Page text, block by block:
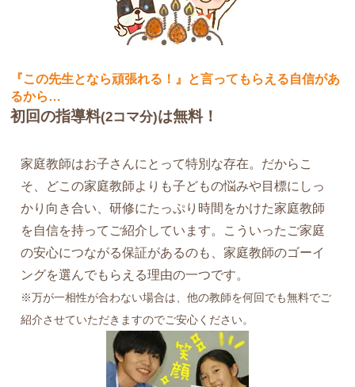
『この先生となら頑張れる！』と言ってもらえる自信があ
るから…
初回の指導料(2コマ分)は無料！
家庭教師はお子さんにとって特別な存在。だからこ
そ、どこの家庭教師よりも子どもの悩みや目標にしっ
かり向き合い、研修にたっぷり時間をかけた家庭教師
を自信を持ってご紹介しています。こういったご家庭
の安心につながる保証があるのも、家庭教師のゴーイ
ングを選んでもらえる理由の一つです。
※万が一相性が合わない場合は、他の教師を何回でも無料でご
紹介させていただきますのでご安心ください。